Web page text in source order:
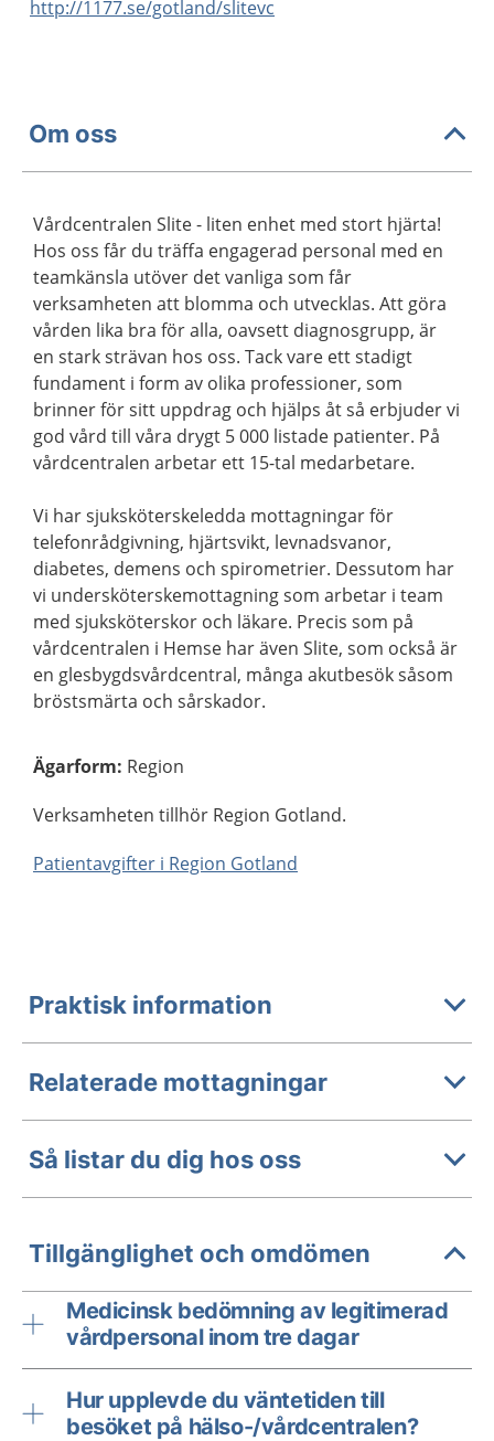
http://1177.se/gotland/slitevc
Om oss
Vårdcentralen Slite - liten enhet med stort hjärta!
Hos oss får du träffa engagerad personal med en
teamkänsla utöver det vanliga som får
verksamheten att blomma och utvecklas. Att göra
vården lika bra för alla, oavsett diagnosgrupp, är
en stark strävan hos oss. Tack vare ett stadigt
fundament i form av olika professioner, som
brinner för sitt uppdrag och hjälps åt så erbjuder vi
god vård till våra drygt 5 000 listade patienter. På
vårdcentralen arbetar ett 15-tal medarbetare.
Vi har sjuksköterskeledda mottagningar för
telefonrådgivning, hjärtsvikt, levnadsvanor,
diabetes, demens och spirometrier. Dessutom har
vi undersköterskemottagning som arbetar i team
med sjuksköterskor och läkare. Precis som på
vårdcentralen i Hemse har även Slite, som också är
en glesbygdsvårdcentral, många akutbesök såsom
bröstsmärta och sårskador.
Ägarform: Region
Verksamheten tillhör Region Gotland.
Patientavgifter i Region Gotland
Praktisk information
Relaterade mottagningar
Så listar du dig hos oss
Tillgänglighet och omdömen
Medicinsk bedömning av legitimerad
vårdpersonal inom tre dagar
Hur upplevde du väntetiden till
besöket på hälso-/vårdcentralen?